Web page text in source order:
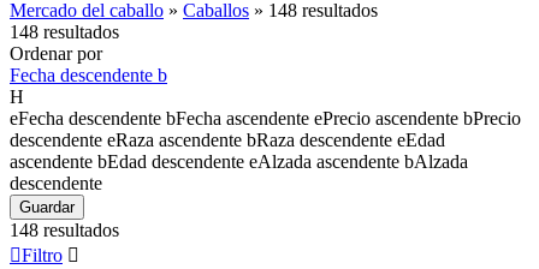
Mercado del caballo » Caballos » 148 resultados
148 resultados
Ordenar por
Fecha descendente b
H
eFecha descendente bFecha ascendente ePrecio ascendente bPrecio
descendente eRaza ascendente bRaza descendente eEdad
ascendente bEdad descendente eAlzada ascendente bAlzada
descendente
Guardar
148 resultados
Filtro 